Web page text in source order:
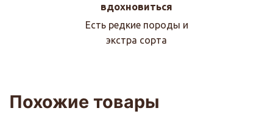
вдохновиться
Есть редкие породы и
экстра сорта
Похожие товары